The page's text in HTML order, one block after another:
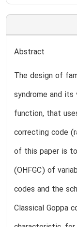
Abstract
The design of
syndrome and its
function, that
correcting code
of this paper is
(OHFGC) of
codes and the
Classical Goppa